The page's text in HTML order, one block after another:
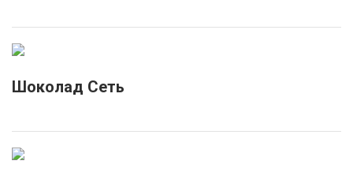
Шоколад Сеть